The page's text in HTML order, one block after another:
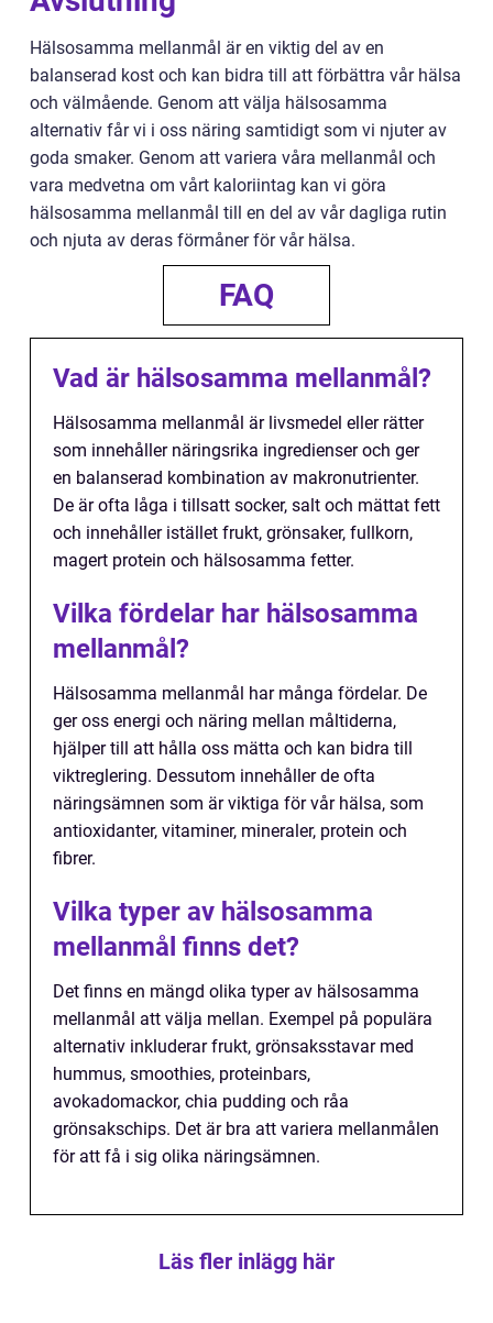
Hälsosamma mellanmål är en viktig del av en
balanserad kost och kan bidra till att förbättra vår hälsa
och välmående. Genom att välja hälsosamma
alternativ får vi i oss näring samtidigt som vi njuter av
goda smaker. Genom att variera våra mellanmål och
vara medvetna om vårt kaloriintag kan vi göra
hälsosamma mellanmål till en del av vår dagliga rutin
och njuta av deras förmåner för vår hälsa.
FAQ
Vad är hälsosamma mellanmål?
Hälsosamma mellanmål är livsmedel eller rätter
som innehåller näringsrika ingredienser och ger
en balanserad kombination av makronutrienter.
De är ofta låga i tillsatt socker, salt och mättat fett
och innehåller istället frukt, grönsaker, fullkorn,
magert protein och hälsosamma fetter.
Vilka fördelar har hälsosamma
mellanmål?
Hälsosamma mellanmål har många fördelar. De
ger oss energi och näring mellan måltiderna,
hjälper till att hålla oss mätta och kan bidra till
viktreglering. Dessutom innehåller de ofta
näringsämnen som är viktiga för vår hälsa, som
antioxidanter, vitaminer, mineraler, protein och
fibrer.
Vilka typer av hälsosamma
mellanmål finns det?
Det finns en mängd olika typer av hälsosamma
mellanmål att välja mellan. Exempel på populära
alternativ inkluderar frukt, grönsaksstavar med
hummus, smoothies, proteinbars,
avokadomackor, chia pudding och råa
grönsakschips. Det är bra att variera mellanmålen
för att få i sig olika näringsämnen.
Läs fler inlägg här